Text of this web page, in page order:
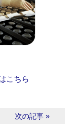
こちら
次の記事 »